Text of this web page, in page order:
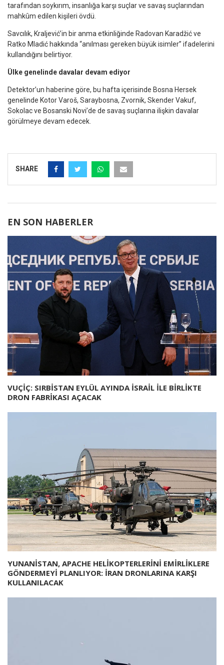
tarafından soykırım, insanlığa karşı suçlar ve savaş suçlarından
mahkûm edilen kişileri övdü.
Savcılık, Kraljević’in bir anma etkinliğinde Radovan Karadžić ve
Ratko Mladić hakkında “anılması gereken büyük isimler” ifadelerini
kullandığını belirtiyor.
Ülke genelinde davalar devam ediyor
Detektor’un haberine göre, bu hafta içerisinde Bosna Hersek
genelinde Kotor Varoš, Saraybosna, Zvornik, Skender Vakuf,
Sokolac ve Bosanski Novi’de de savaş suçlarına ilişkin davalar
görülmeye devam edecek.
SHARE
EN SON HABERLER
VUÇİÇ: SIRBİSTAN EYLÜL AYINDA İSRAİL İLE BİRLİKTE
DRON FABRİKASI AÇACAK
YUNANİSTAN, APACHE HELİKOPTERLERİNİ EMİRLİKLERE
GÖNDERMEYİ PLANLIYOR: İRAN DRONLARINA KARŞI
KULLANILACAK